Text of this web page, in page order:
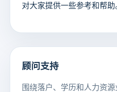
对大家提供一些参考和帮助
顾问支持
围绕落户、学历和人力资源